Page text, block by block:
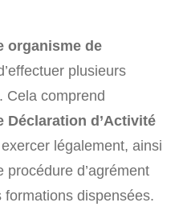
organisme de
plusieurs
Cela comprend
Déclaration d’Activité
légalement, ainsi
d’agrément
dispensées.